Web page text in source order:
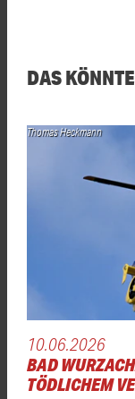
DAS
Thomas Heckmann
10.06.2026
BAD
TÖDLICHEM